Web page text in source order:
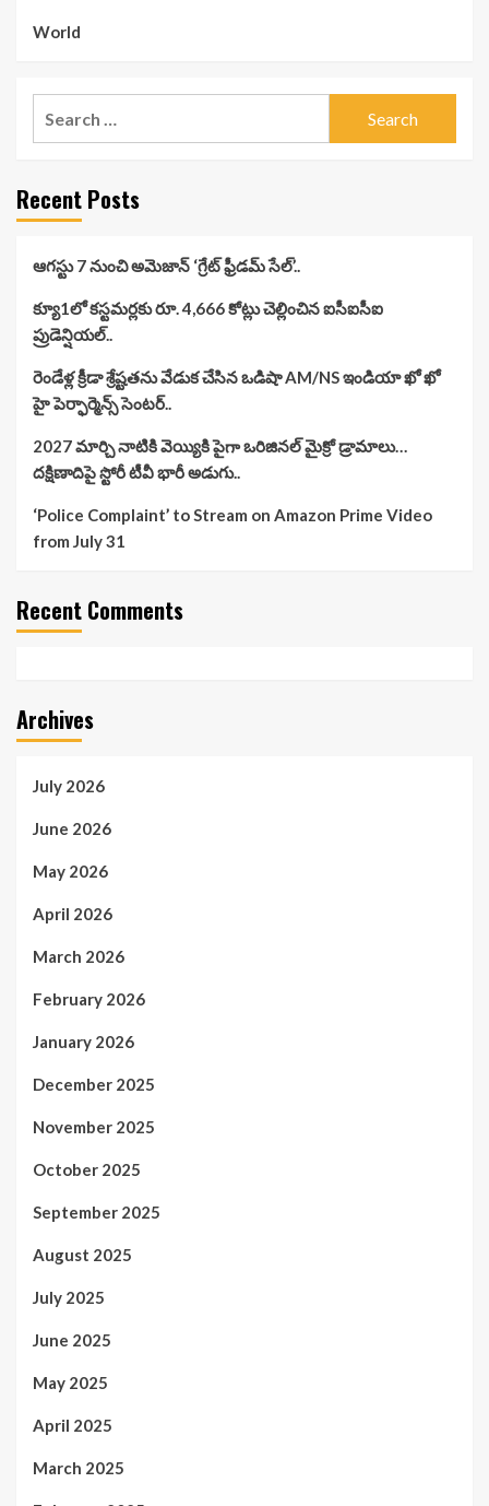
World
Recent Posts
ఆగస్టు 7 నుంచి అమెజాన్ ‘గ్రేట్ ఫ్రీడమ్ సేల్’..
క్యూ1లో కస్టమర్లకు రూ. 4,666 కోట్లు చెల్లించిన ఐసీఐసీఐ
ప్రుడెన్షియల్..
రెండేళ్ల క్రీడా శ్రేష్టతను వేడుక చేసిన ఒడిషా AM/NS ఇండియా ఖో ఖో
హై పెర్ఫార్మెన్స్ సెంటర్..
2027 మార్చి నాటికి వెయ్యికి పైగా ఒరిజినల్ మైక్రో డ్రామాలు…
దక్షిణాదిపై స్టోరీ టీవీ భారీ అడుగు..
‘Police Complaint’ to Stream on Amazon Prime Video
from July 31
Recent Comments
Archives
July 2026
June 2026
May 2026
April 2026
March 2026
February 2026
January 2026
December 2025
November 2025
October 2025
September 2025
August 2025
July 2025
June 2025
May 2025
April 2025
March 2025